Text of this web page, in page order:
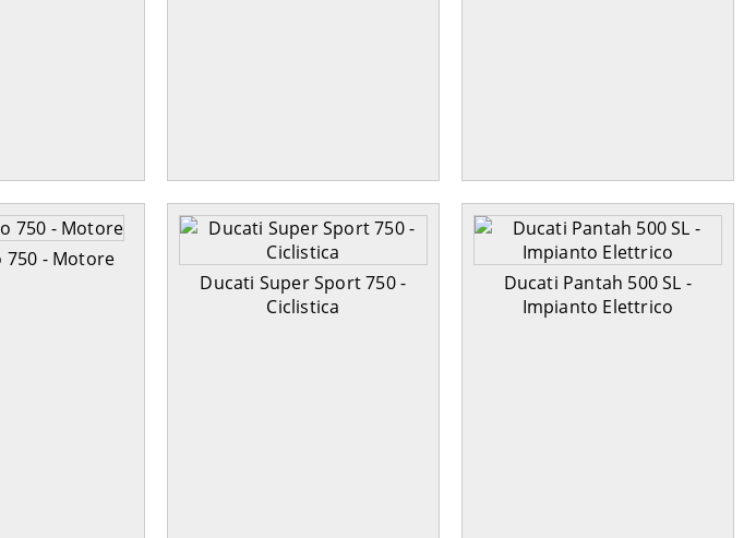
750 - Motore
Ducati Super Sport 750 -
Ciclistica
Ducati Pantah 500 SL -
Impianto Elettrico